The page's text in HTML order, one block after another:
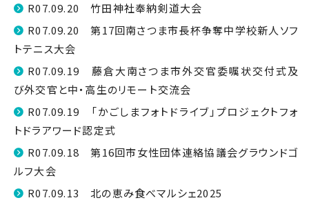
R07.09.20 竹田神社奉納剣道大会
R07.09.20 第17回南さつま市長杯争奪中学校新人ソフ
トテニス大会
R07.09.19 藤倉大南さつま市外交官委嘱状交付式及
び外交官と中・高生のリモート交流会
R07.09.19 「かごしまフォトドライブ」プロジェクトフォ
トドラアワード認定式
R07.09.18 第16回市女性団体連絡協議会グラウンドゴ
ルフ大会
R07.09.13 北の恵み食べマルシェ2025